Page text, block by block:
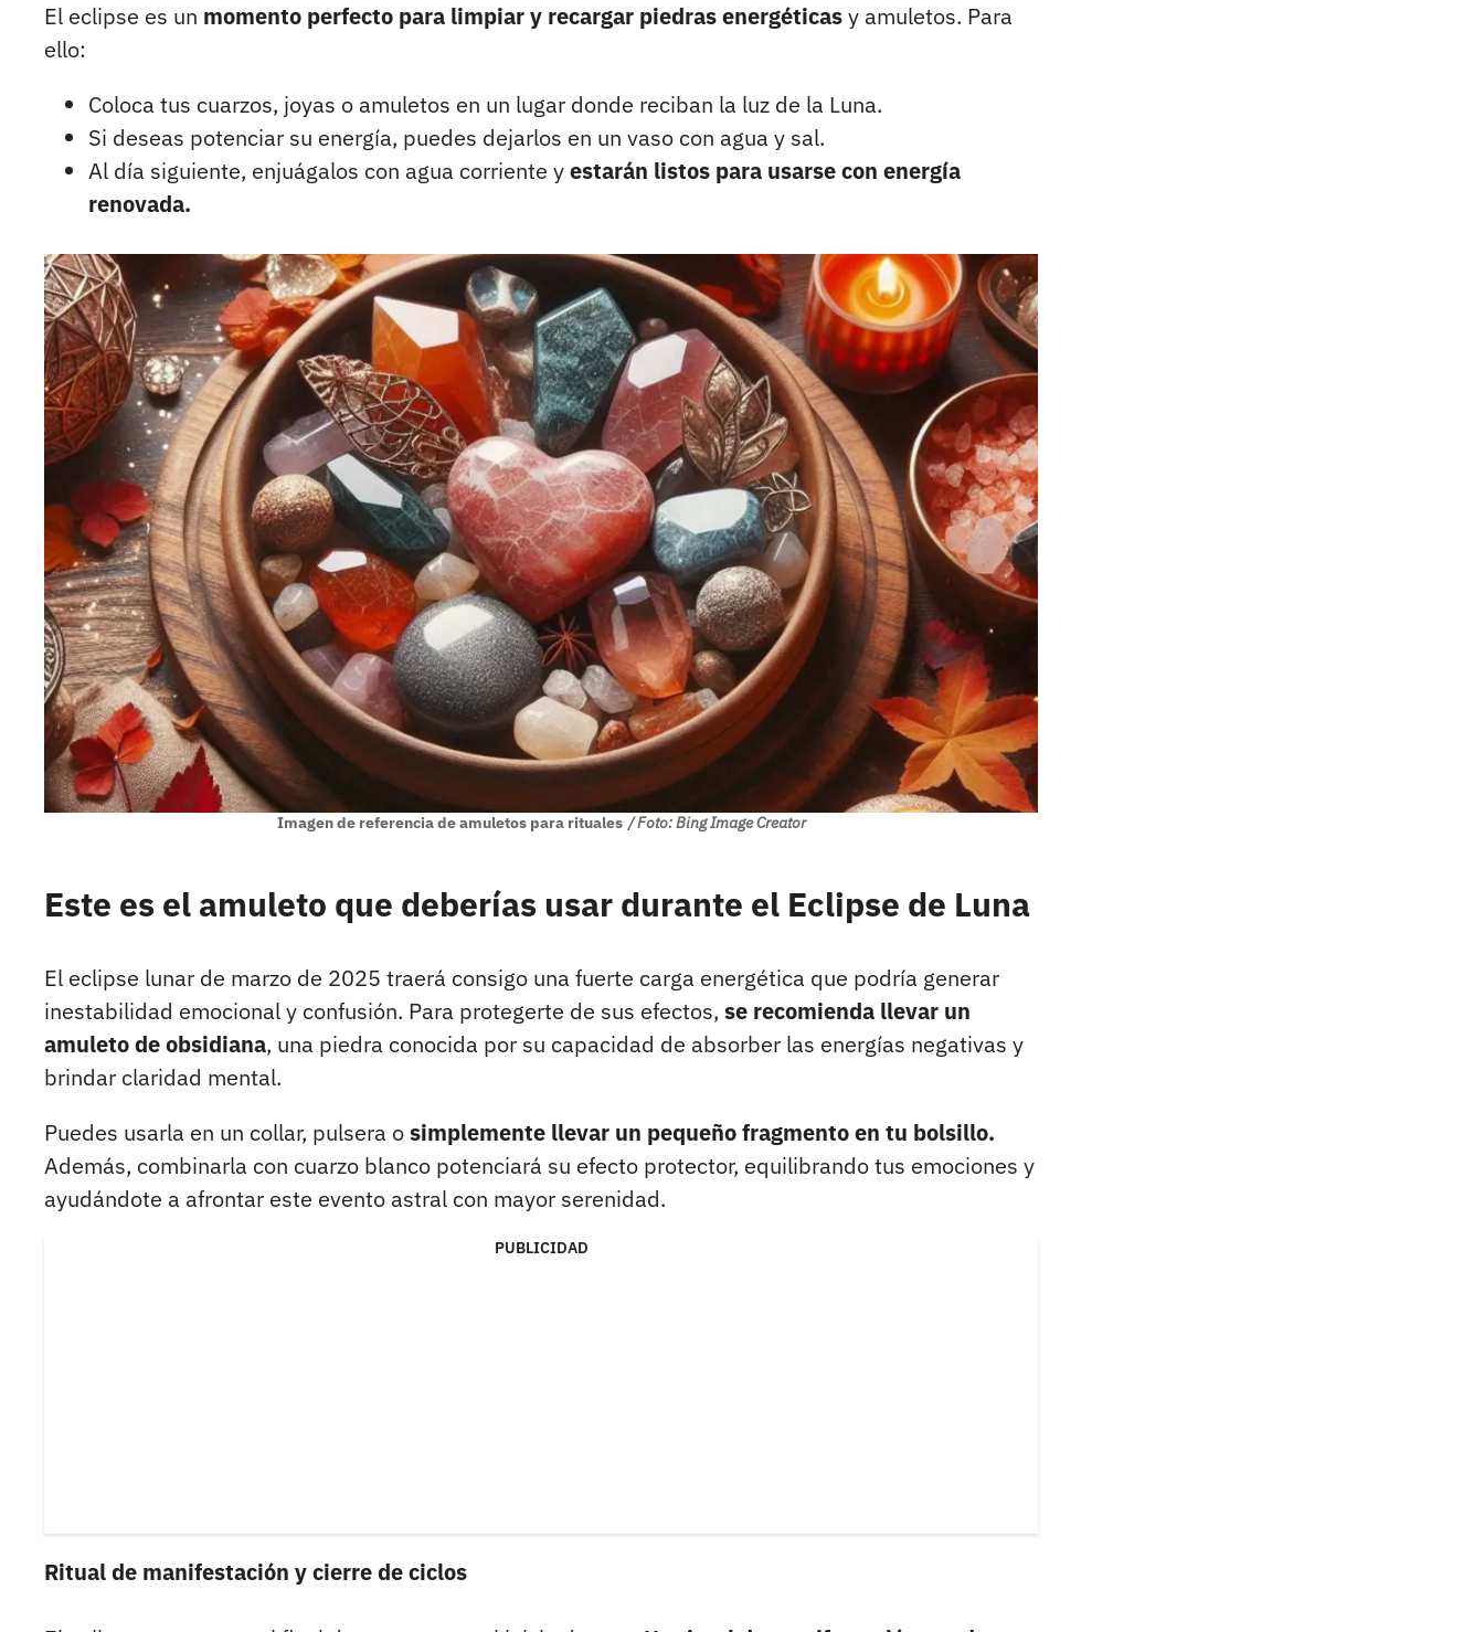
El eclipse es un momento perfecto para limpiar y recargar piedras energéticasy amuletos. Para
ello:
Coloca tus cuarzos, joyas o amuletos en un lugar donde reciban la luz de la Luna.
Si deseas potenciar su energía, puedes dejarlos en un vaso con agua y sal.
Al día siguiente, enjuágalos con agua corriente yestarán listos para usarse con energía
renovada.
Imagen de referencia de amuletos para rituales / Foto: Bing Image Creator
Este es el amuleto que deberías usar durante el Eclipse de Luna
El eclipse lunar de marzo de 2025 traerá consigo una fuerte carga energética que podría generar
inestabilidad emocional y confusión. Para protegerte de sus efectos, se recomienda llevar un
amuleto de obsidiana, una piedra conocida por su capacidad de absorber las energías negativas y
brindar claridad mental.
Puedes usarla en un collar, pulsera osimplemente llevar un pequeño fragmento en tu bolsillo.
Además, combinarla con cuarzo blanco potenciará su efecto protector, equilibrando tus emociones y
ayudándote a afrontar este evento astral con mayor serenidad.
PUBLICIDAD
Ritual de manifestación y cierre de ciclos